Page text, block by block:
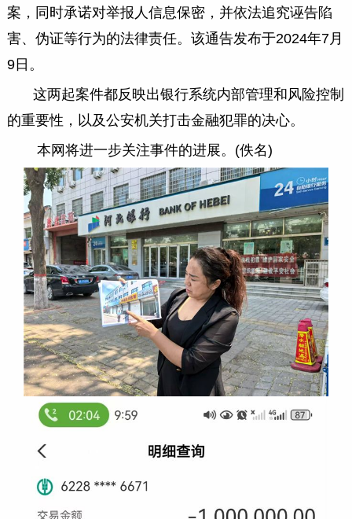
案，同时承诺对举报人信息保密，并依法追究诬告陷
害、伪证等行为的法律责任。该通告发布于2024年7月
9日。
这两起案件都反映出银行系统内部管理和风险控制
的重要性，以及公安机关打击金融犯罪的决心。
本网将进一步关注事件的进展。(佚名)